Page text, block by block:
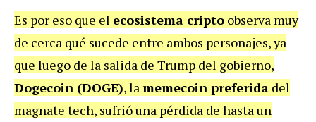
Es por eso que el ecosistema cripto observa muy
de cerca qué sucede entre ambos personajes, ya
que luego de la salida de Trump del gobierno,
Dogecoin (DOGE), lamemecoin preferida del
magnate tech, sufrió una pérdida de hasta un